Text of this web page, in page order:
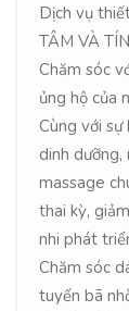
Dịch vụ
TÂM VÀ TÍN
Chăm sóc
ủng hộ của
Cùng với sự
dinh
massage
thai kỳ,
nhi phát
Chăm sóc
tuyến bã